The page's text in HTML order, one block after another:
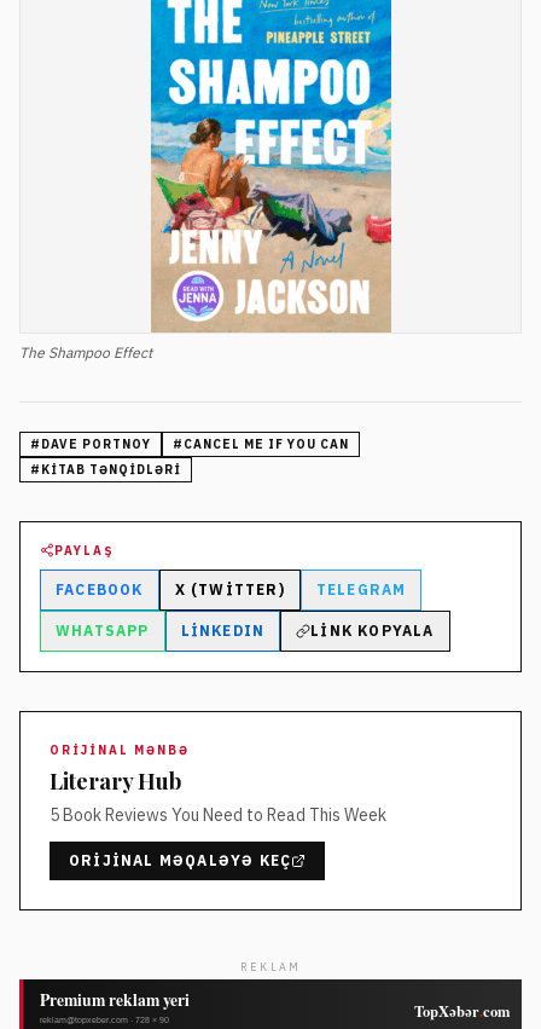
The Shampoo Effect
# DAVE PORTNOY # CANCEL ME IF YOU CAN
# KITAB TƏNQIDLƏRI
PAYLAŞ
FACEBOOK X (TWITTER) TELEGRAM
WHATSAPP LINKEDIN LINK KOPYALA
ORIJINAL MƏNBƏ
Literary Hub
5 Book Reviews You Need to Read This Week
ORIJINAL MƏQALƏYƏ KEÇ
REKLAM